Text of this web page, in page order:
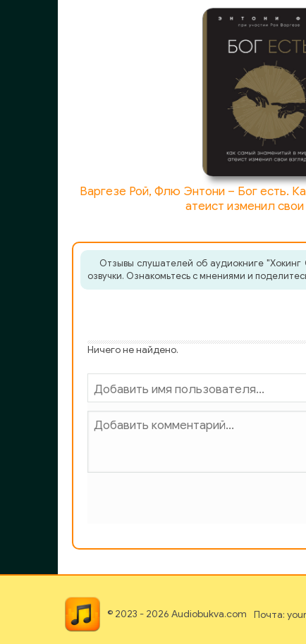
Варгезе Рой, Флю Энтони – Бог есть.
атеист изменил
Отзывы слушателей об аудиокниге
озвучки. Ознакомьтесь с мнениями и
Ничего не найдено.
© 2023 - 2026 Audiobukva.com Почта: